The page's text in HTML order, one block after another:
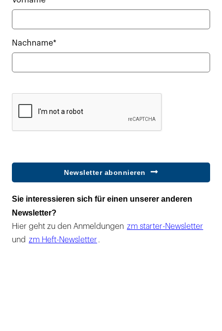
Nachname*
Newsletter abonnieren
Sie interessieren sich für einen unserer anderen
Newsletter?
Hier geht zu den Anmeldungen zm starter-Newsletter
und zm Heft-Newsletter .